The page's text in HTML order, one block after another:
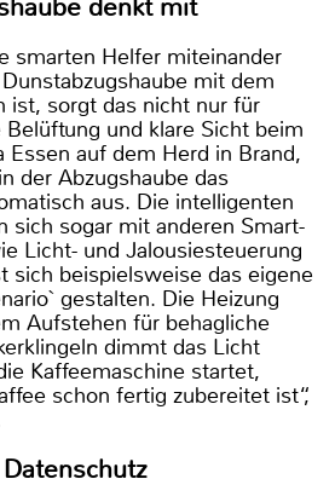
denkt mit
smarten Helfer miteinander
mit dem
ist, sorgt das nicht nur für
und klare Sicht beim
Essen auf dem Herd in Brand,
der Abzugshaube das
aus. Die intelligenten
sich sogar mit anderen Smart-
Licht- und Jalousiesteuerung
sich beispielsweise das eigene
gestalten. Die Heizung
Aufstehen für behagliche
dimmt das Licht
Kaffeemaschine startet,
schon fertig zubereitet ist“,